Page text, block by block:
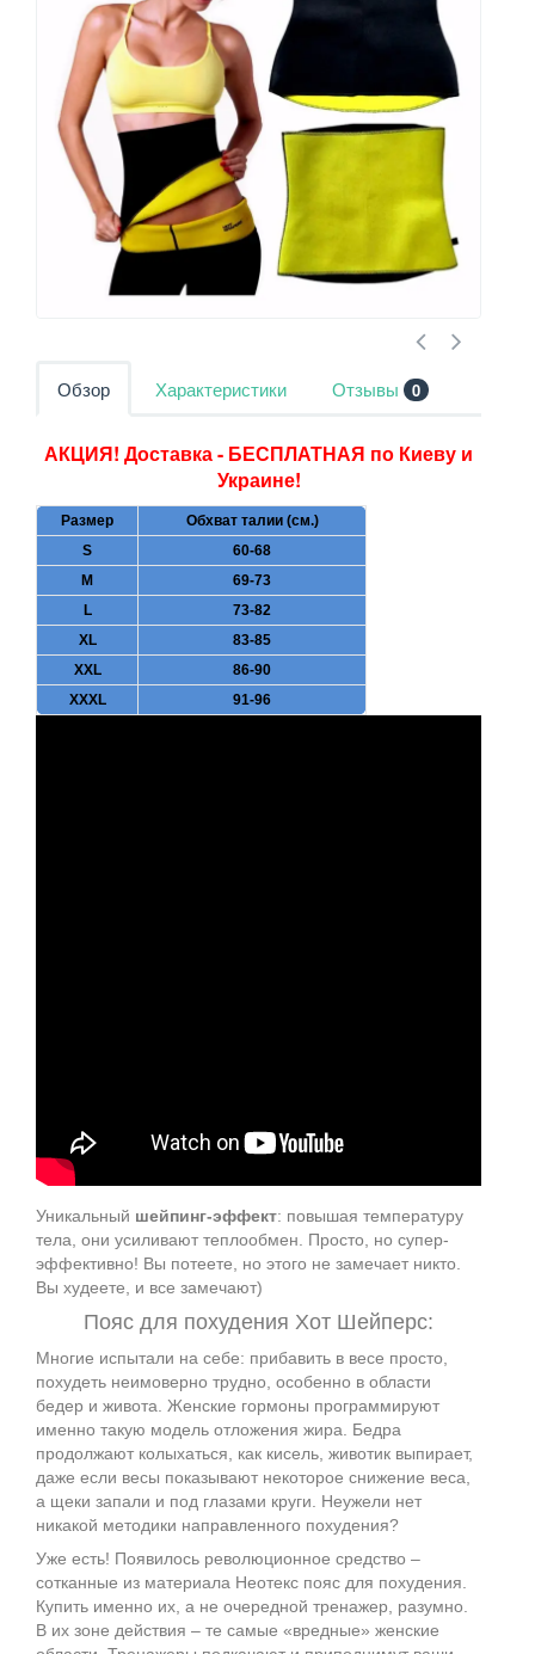
Обзор Характеристики Отзывы 0
АКЦИЯ! Доставка - БЕСПЛАТНАЯ по Киеву и
Украине!
Размер
Обхват талии (cм.)
S
60-68
M
69-73
L
73-82
XL
83-85
XXL
86-90
XXXL
91-96
Уникальный шейпинг-эффект: повышая температуру
тела, они усиливают теплообмен. Просто, но супер-
эффективно! Вы потеете, но этого не замечает никто.
Вы худеете, и все замечают)
Пояс для похудения Хот Шейперс:
Многие испытали на себе: прибавить в весе просто,
похудеть неимоверно трудно, особенно в области
бедер и живота. Женские гормоны программируют
именно такую модель отложения жира. Бедра
продолжают колыхаться, как кисель, животик выпирает,
даже если весы показывают некоторое снижение веса,
а щеки запали и под глазами круги. Неужели нет
никакой методики направленного похудения?
Уже есть! Появилось революционное средство –
сотканные из материала Неотекс пояс для похудения.
Купить именно их, а не очередной тренажер, разумно.
В их зоне действия – те самые «вредные» женские